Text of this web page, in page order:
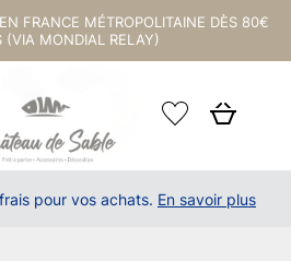
FRANCE MÉTROPOLITAINE DÈS 80€
(VIA MONDIAL RELAY)
pour vos achats. En savoir plus